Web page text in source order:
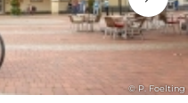
© P. Foelting